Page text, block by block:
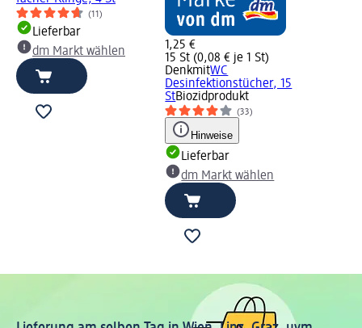
(11)
Lieferbar
dm Markt wählen
1,25 €
15 St (0,08 € je 1 St)
DenkmitWC
Desinfektionstücher, 15
StBiozidprodukt
(33)
Hinweise
Lieferbar
dm Markt wählen